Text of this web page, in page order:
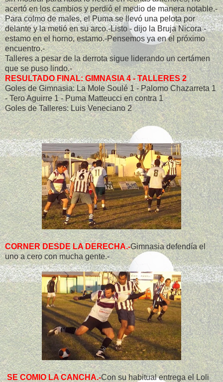
acertó en los cambios y perdió el medio de manera notable.-
Para colmo de males, el Puma se llevó una pelota por
delante y la metió en su arco.-Listo - dijo la Bruja Nicora -
estamo en el horno, estamo.-Pensemos ya en el próximo
encuentro.-
Talleres a pesar de la derrota sigue liderando un certámen
que se puso lindo.-
RESULTADO FINAL: GIMNASIA 4 - TALLERES 2
Goles de Gimnasia: La Mole Soulé 1 - Palomo Chazarreta 1
- Tero Aguirre 1 - Puma Matteucci en contra 1
Goles de Talleres: Luis Veneciano 2
CORNER DESDE LA DERECHA.-Gimnasia defendía el
uno a cero con mucha gente.-
SE COMIO LA CANCHA.-Con su habitual entrega el Loli